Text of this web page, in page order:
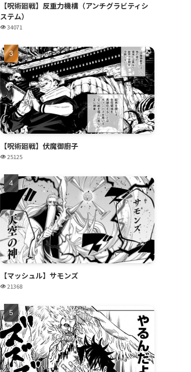
【呪術廻戦】反重力機構（アンチグラビティシ
ステム）
34071
【呪術廻戦】伏魔御廚子
25125
【マッシュル】サモンズ
21368